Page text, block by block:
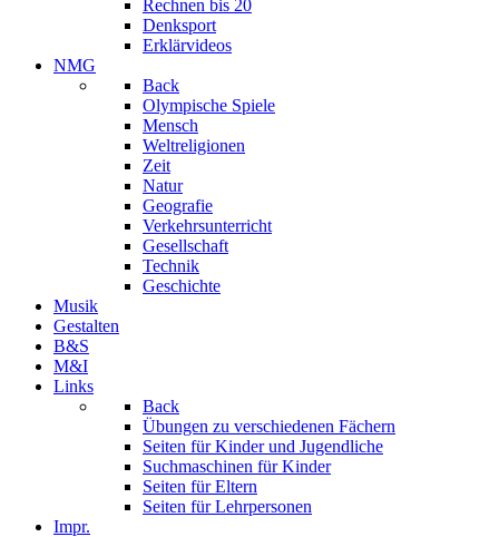
Rechnen bis 20
Denksport
Erklärvideos
NMG
Back
Olympische Spiele
Mensch
Weltreligionen
Zeit
Natur
Geografie
Verkehrsunterricht
Gesellschaft
Technik
Geschichte
Musik
Gestalten
B&S
M&I
Links
Back
Übungen zu verschiedenen Fächern
Seiten für Kinder und Jugendliche
Suchmaschinen für Kinder
Seiten für Eltern
Seiten für Lehrpersonen
Impr.